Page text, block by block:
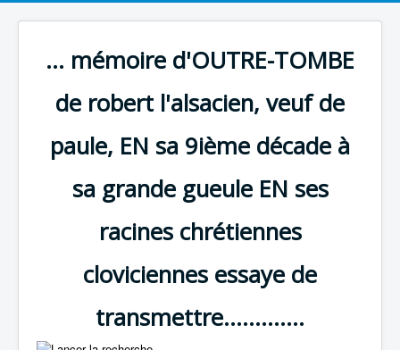
... mémoire d'OUTRE-TOMBE
de robert l'alsacien, veuf de
paule, EN sa 9ième décade à
sa grande gueule EN ses
racines chrétiennes
cloviciennes essaye de
transmettre.............